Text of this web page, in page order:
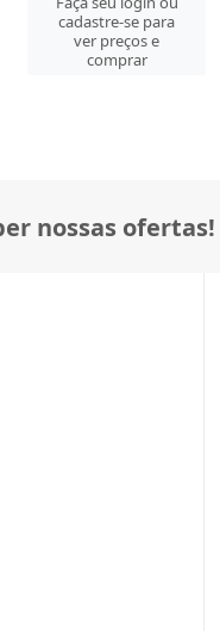
cadastre-se para
ver preços e
comprar
nossas ofertas!